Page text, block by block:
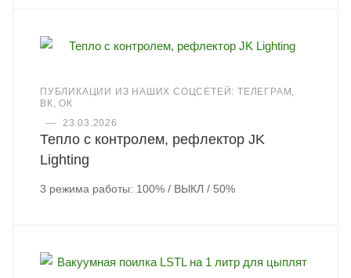
ПУБЛИКАЦИИ ИЗ НАШИХ СОЦСЕТЕЙ: ТЕЛЕГРАМ,
ВК, ОК
—
23.03.2026
Тепло с контролем, рефлектор JK
Lighting
3 режима работы: 100% / ВЫКЛ / 50%